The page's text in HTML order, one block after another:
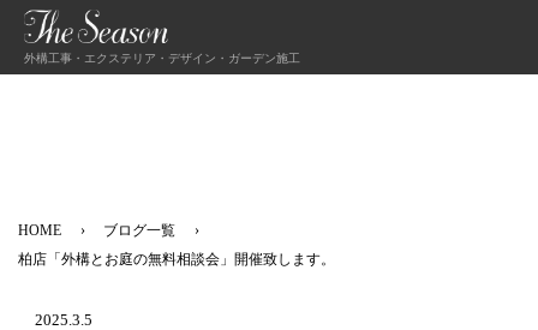
外構工事・エクステリア・デザイン・ガーデン施工
HOME
ブログ一覧
柏店「外構とお庭の無料相談会」開催致します。
2025.3.5